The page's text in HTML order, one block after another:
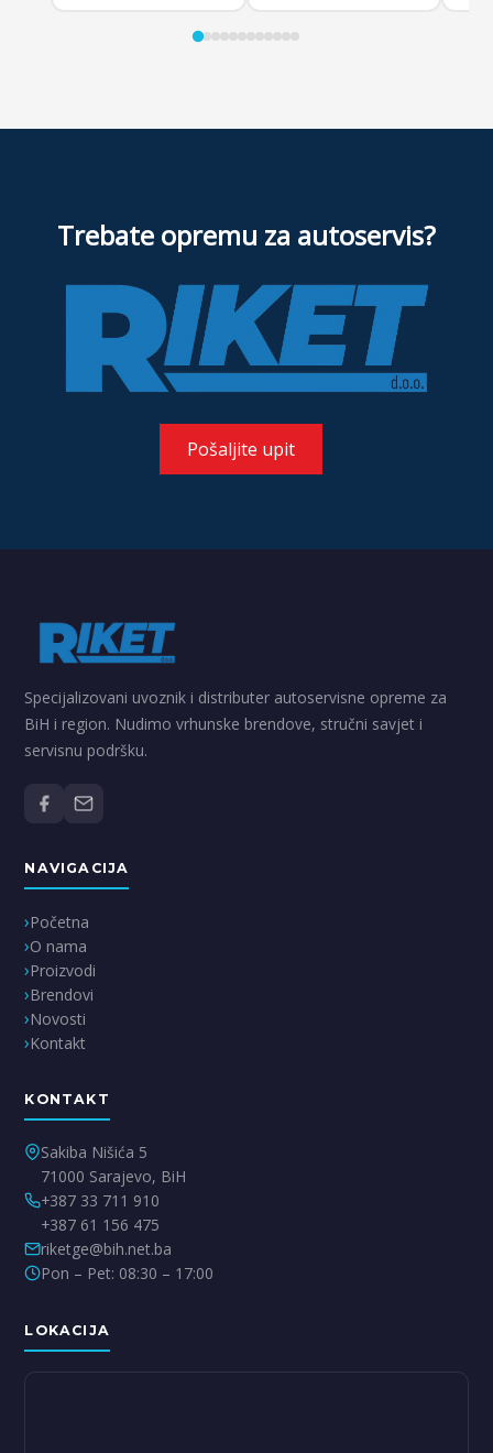
Trebate opremu za autoservis?
Pošaljite upit
Specijalizovani uvoznik i distributer autoservisne opreme za
BiH i region. Nudimo vrhunske brendove, stručni savjet i
servisnu podršku.
NAVIGACIJA
Početna
O nama
Proizvodi
Brendovi
Novosti
Kontakt
KONTAKT
Sakiba Nišića 5
71000 Sarajevo, BiH
+387 33 711 910
+387 61 156 475
riketge@bih.net.ba
Pon – Pet: 08:30 – 17:00
LOKACIJA